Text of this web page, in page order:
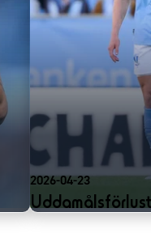
2026-04-23